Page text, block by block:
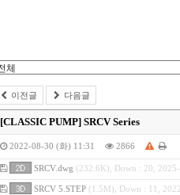
이전글 다음글
[CLASSIC PUMP] SRCV Series
2022-08-30 (화) 11:31 2866
SRCV.dwg (232.6K), Down : 20,
SRCV 5.STEP (1.5M), Down : 11,